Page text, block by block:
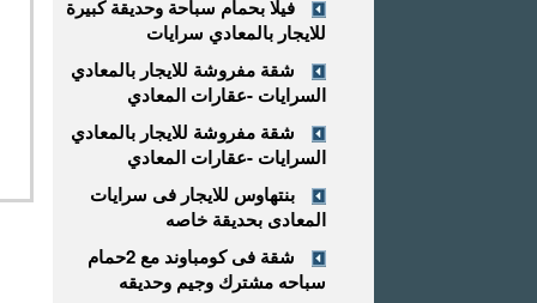
فيلا بحمام سباحة وحديقة كبيرة
للايجار بالمعادي سرايات
شقة مفروشة للايجار بالمعادي
السرايات -عقارات المعادي
شقة مفروشة للايجار بالمعادي
السرايات -عقارات المعادي
بنتهاوس للايجار فى سرايات
المعادى بحديقة خاصه
شقة فى كومباوند مع 2حمام
سباحه مشترك وجيم وحديقه